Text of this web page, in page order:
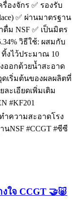
องจักร ✅ รองรับ
✅ ผ่านมาตรฐาน
ม NSF ✅ เป็นมิตร
วิธีใช้: ผสมกับ
ทิ้งไว้ประมาณ 10
ออกด้วยน้ำสะอาด
ดเริ่มต้นของผลผลิตที่
ะเอียดเพิ่มเติม
#KF201
ำความสะอาดโรง
นNSF #CCGT #ซีซี
ใจ CCGT 🤝🐷